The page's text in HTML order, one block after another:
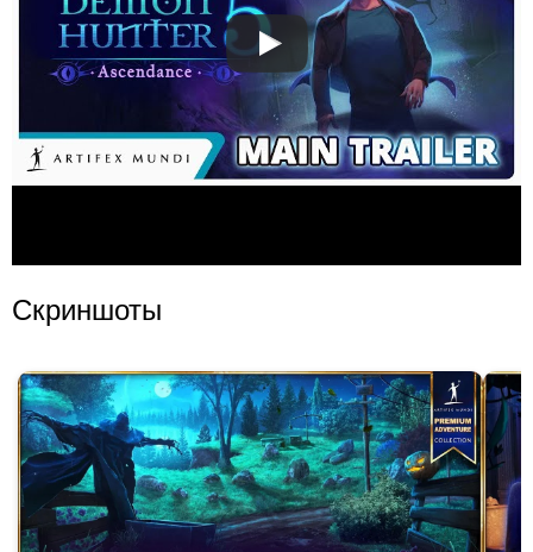
Скриншоты